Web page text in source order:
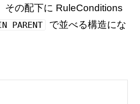
その配下に RuleConditions
PARENT
で並べる構造にな